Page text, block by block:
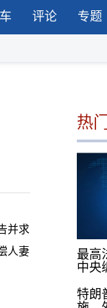
评论 专题
并求
人妻
热
最高
中央
特朗